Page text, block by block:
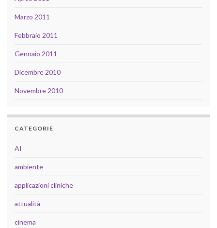
Marzo 2011
Febbraio 2011
Gennaio 2011
Dicembre 2010
Novembre 2010
CATEGORIE
AI
ambiente
applicazioni cliniche
attualità
cinema